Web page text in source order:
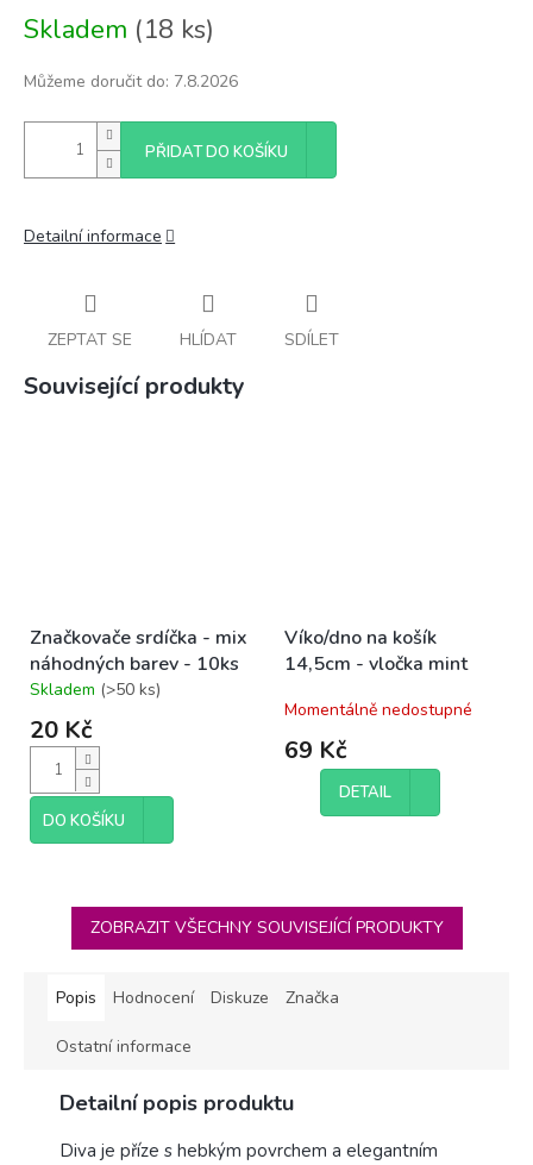
Skladem (18 ks)
Můžeme doručit do: 7.8.2026
PŘIDAT DO KOŠÍKU
Detailní informace
ZEPTAT SE HLÍDAT SDÍLET
Související produkty
Značkovače srdíčka - mix
náhodných barev - 10ks
Průměrné
hodnocení
produktu
z
hvězdiček.
Skladem (>50 ks)
20 Kč
DO KOŠÍKU
Víko/dno na košík
14,5cm - vločka mint
Momentálně nedostupné
69 Kč
DETAIL
ZOBRAZIT VŠECHNY SOUVISEJÍCÍ PRODUKTY
Popis Hodnocení Diskuze Značka
Ostatní informace
Detailní popis produktu
Diva je příze s hebkým povrchem a elegantním